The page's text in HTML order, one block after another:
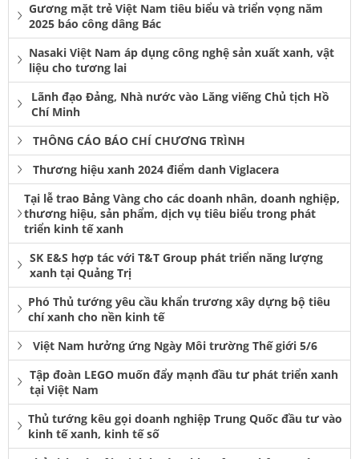
Gương mặt trẻ Việt Nam tiêu biểu và triển vọng năm
2025 báo công dâng Bác
Nasaki Việt Nam áp dụng công nghệ sản xuất xanh, vật
liệu cho tương lai
Lãnh đạo Đảng, Nhà nước vào Lăng viếng Chủ tịch Hồ
Chí Minh
THÔNG CÁO BÁO CHÍ CHƯƠNG TRÌNH
Thương hiệu xanh 2024 điểm danh Viglacera
Tại lễ trao Bảng Vàng cho các doanh nhân, doanh nghiệp,
thương hiệu, sản phẩm, dịch vụ tiêu biểu trong phát
triển kinh tế xanh
SK E&S hợp tác với T&T Group phát triển năng lượng
xanh tại Quảng Trị
Phó Thủ tướng yêu cầu khẩn trương xây dựng bộ tiêu
chí xanh cho nền kinh tế
Việt Nam hưởng ứng Ngày Môi trường Thế giới 5/6
Tập đoàn LEGO muốn đẩy mạnh đầu tư phát triển xanh
tại Việt Nam
Thủ tướng kêu gọi doanh nghiệp Trung Quốc đầu tư vào
kinh tế xanh, kinh tế số